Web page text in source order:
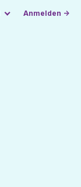
Anmelden →